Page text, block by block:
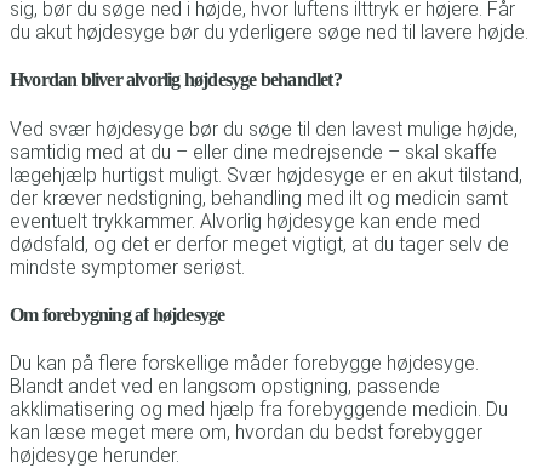
sig, bør du søge ned i højde, hvor luftens ilttryk er højere. Får
du akut højdesyge bør du yderligere søge ned til lavere højde.
Hvordan bliver alvorlig højdesyge behandlet?
Ved svær højdesyge bør du søge til den lavest mulige højde,
samtidig med at du – eller dine medrejsende – skal skaffe
lægehjælp hurtigst muligt. Svær højdesyge er en akut tilstand,
der kræver nedstigning, behandling med ilt og medicin samt
eventuelt trykkammer. Alvorlig højdesyge kan ende med
dødsfald, og det er derfor meget vigtigt, at du tager selv de
mindste symptomer seriøst.
Om forebygning af højdesyge
Du kan på flere forskellige måder forebygge højdesyge.
Blandt andet ved en langsom opstigning, passende
akklimatisering og med hjælp fra forebyggende medicin. Du
kan læse meget mere om, hvordan du bedst forebygger
højdesyge herunder.